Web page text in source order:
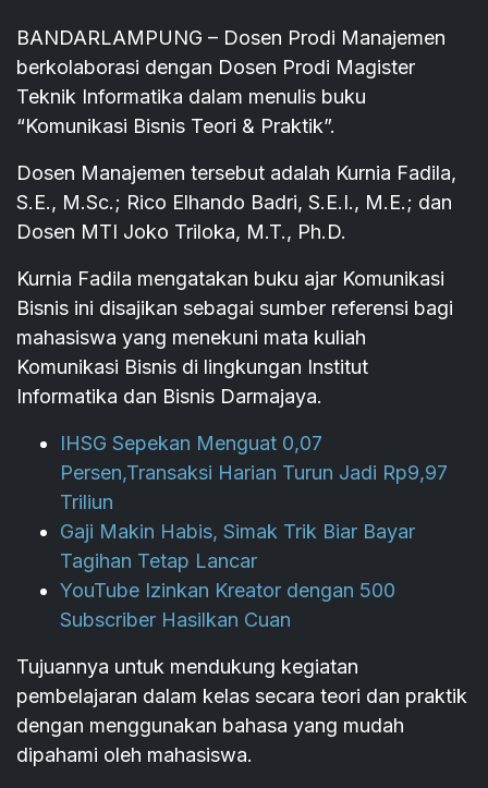
BANDARLAMPUNG – Dosen Prodi Manajemen
berkolaborasi dengan Dosen Prodi Magister
Teknik Informatika dalam menulis buku
“Komunikasi Bisnis Teori & Praktik”.
Dosen Manajemen tersebut adalah Kurnia Fadila,
S.E., M.Sc.; Rico Elhando Badri, S.E.I., M.E.; dan
Dosen MTI Joko Triloka, M.T., Ph.D.
Kurnia Fadila mengatakan buku ajar Komunikasi
Bisnis ini disajikan sebagai sumber referensi bagi
mahasiswa yang menekuni mata kuliah
Komunikasi Bisnis di lingkungan Institut
Informatika dan Bisnis Darmajaya.
IHSG Sepekan Menguat 0,07
Persen,Transaksi Harian Turun Jadi Rp9,97
Triliun
Gaji Makin Habis, Simak Trik Biar Bayar
Tagihan Tetap Lancar
YouTube Izinkan Kreator dengan 500
Subscriber Hasilkan Cuan
Tujuannya untuk mendukung kegiatan
pembelajaran dalam kelas secara teori dan praktik
dengan menggunakan bahasa yang mudah
dipahami oleh mahasiswa.